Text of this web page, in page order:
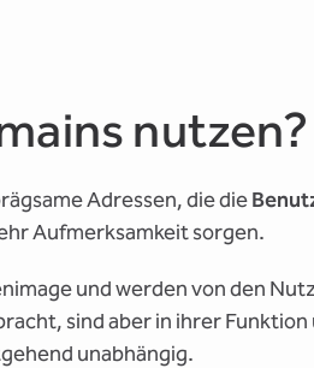
nutzen?
Adressen, die die
Aufmerksamkeit sorgen.
und werden von den
sind aber in ihrer Funktion
unabhängig.